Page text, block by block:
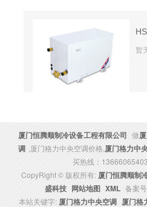
暂
厦门恒腾顺制冷设备工程有限公司 做
调 ,厦门格力中央空调价格,厦门格力中
买热线：
CopyRight © 版权所有: 厦门恒腾顺制
盛科技 网站地图 XML 备案
本站关键字: 厦门格力中央空调 厦门格